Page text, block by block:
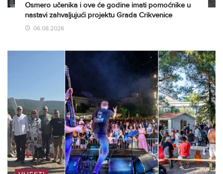
Osmero učenika i ove će godine imati pomoćnike u
nastavi zahvaljujući projektu Grada Crikvenice
06.08.2026